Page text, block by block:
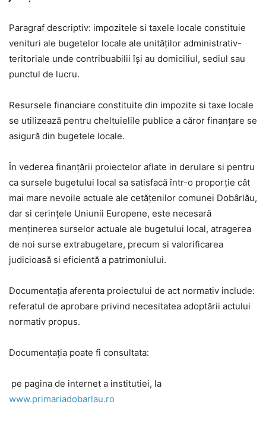
Paragraf descriptiv: impozitele si taxele locale constituie
venituri ale bugetelor locale ale unităților administrativ-
teritoriale unde contribuabilii își au domiciliul, sediul sau
punctul de lucru.
Resursele financiare constituite din impozite si taxe locale
se utilizează pentru cheltuielile publice a căror finanțare se
asigură din bugetele locale.
În vederea finanțării proiectelor aflate in derulare si pentru
ca sursele bugetului local sa satisfacă într-o proporție cât
mai mare nevoile actuale ale cetățenilor comunei Dobârlău,
dar si cerințele Uniunii Europene, este necesară
menținerea surselor actuale ale bugetului local, atragerea
de noi surse extrabugetare, precum si valorificarea
judicioasă si eficientă a patrimoniului.
Documentația aferenta proiectului de act normativ include:
referatul de aprobare privind necesitatea adoptării actului
normativ propus.
Documentația poate fi consultata:
 pe pagina de internet a institutiei, la
www.primariadobarlau.ro